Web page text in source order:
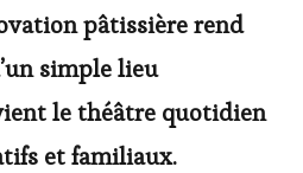
pâtissière rend
simple lieu
le théâtre quotidien
et familiaux.